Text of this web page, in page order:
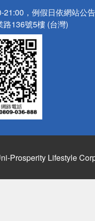
21:00，例假日依網站公
136號5樓 (台灣)
Prosperity Lifestyle